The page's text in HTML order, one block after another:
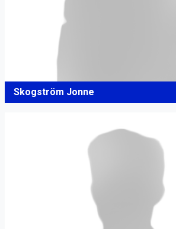
Skogström Jonne